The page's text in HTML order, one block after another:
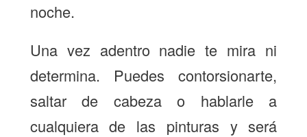
noche.
Una vez adentro nadie te mira ni
determina. Puedes contorsionarte,
saltar de cabeza o hablarle a
cualquiera de las pinturas y será